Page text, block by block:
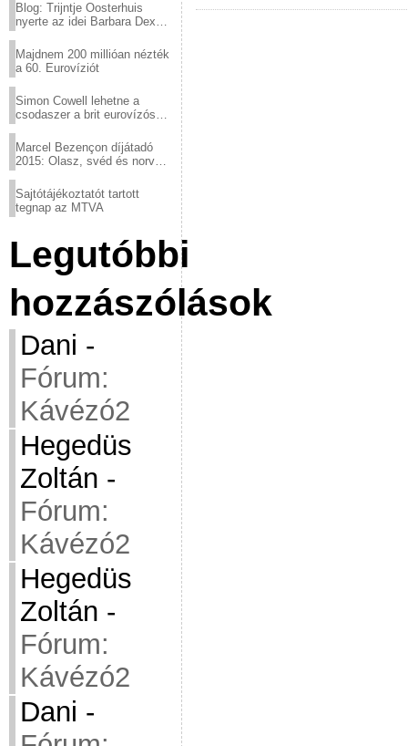
Blog: Trijntje Oosterhuis
nyerte az idei Barbara Dex
Majdnem 200 millióan nézték
a 60. Eurovíziót
Simon Cowell lehetne a
csodaszer a brit eurovízós
Marcel Bezençon díjátadó
2015: Olasz, svéd és norvég
Sajtótájékoztatót tartott
tegnap az MTVA
Legutóbbi
hozzászólások
Dani -
Fórum:
Kávézó2
Hegedüs
Zoltán -
Fórum:
Kávézó2
Hegedüs
Zoltán -
Fórum:
Kávézó2
Dani -